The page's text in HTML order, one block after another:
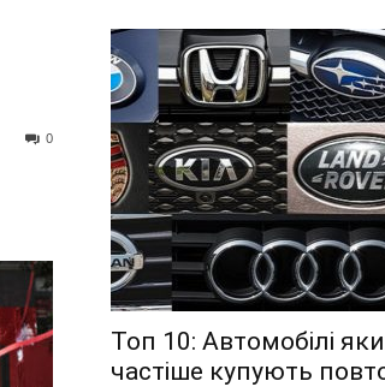
0
Топ 10: Автомобілі
частіше купують